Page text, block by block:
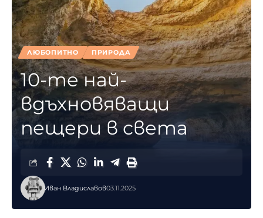
ЛЮБОПИТНО ПРИРОДА
10-те най-
вдъхновяващи
пещери в света
Иван Владиславов03.11.2025